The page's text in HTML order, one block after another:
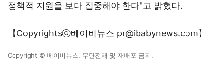
정책적 지원을 보다 집중해야 한다"고 밝혔다.
【Copyrightsⓒ베이비뉴스 pr@ibabynews.com】
Copyright © 베이비뉴스. 무단전재 및 재배포 금지.